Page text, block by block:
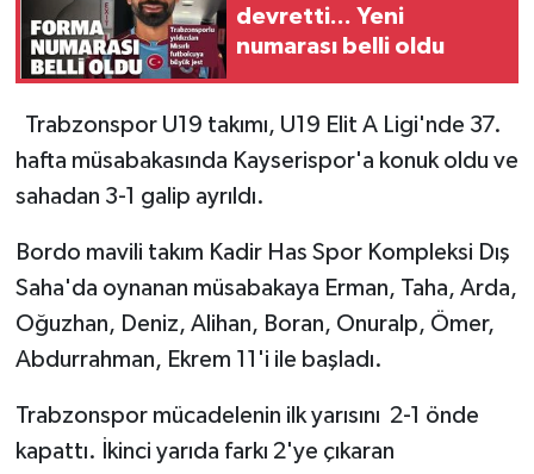
devretti... Yeni
numarası belli oldu
Trabzonspor U19 takımı, U19 Elit A Ligi'nde 37.
hafta müsabakasında Kayserispor'a konuk oldu ve
sahadan 3-1 galip ayrıldı.
Bordo mavili takım Kadir Has Spor Kompleksi Dış
Saha'da oynanan müsabakaya Erman, Taha, Arda,
Oğuzhan, Deniz, Alihan, Boran, Onuralp, Ömer,
Abdurrahman, Ekrem 11'i ile başladı.
Trabzonspor mücadelenin ilk yarısını 2-1 önde
kapattı. İkinci yarıda farkı 2'ye çıkaran